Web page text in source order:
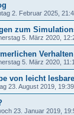
2. Februar 2025,
zum
5. März 2020,
5. März 2020,
von leicht
23. August 2019, 19:39
23. Januar 2019,